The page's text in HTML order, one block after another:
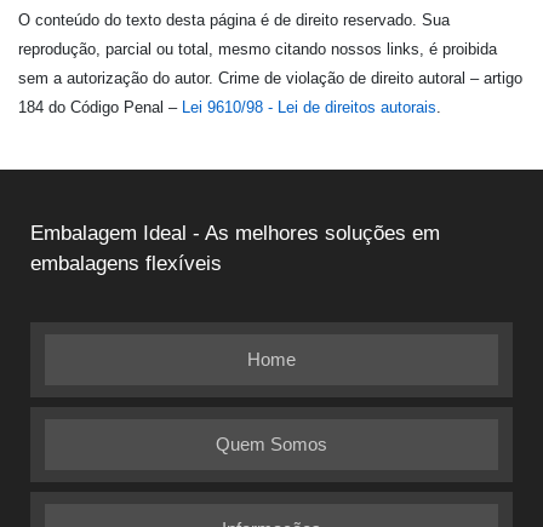
O conteúdo do texto desta página é de direito reservado. Sua
reprodução, parcial ou total, mesmo citando nossos links, é proibida
sem a autorização do autor. Crime de violação de direito autoral – artigo
184 do Código Penal – Lei 9610/98 - Lei de direitos autorais.
Embalagem Ideal - As melhores soluções em
embalagens flexíveis
Home
Quem Somos